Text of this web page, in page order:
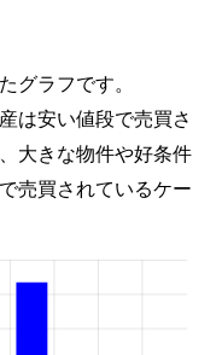
グラフです。
は安い値段で売買さ
大きな物件や好条件
売買されているケー